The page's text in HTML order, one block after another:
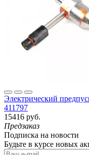
Электрический
411797
15416 руб.
Предзаказ
Подписка на новости
Будьте в курсе новых